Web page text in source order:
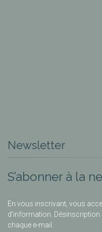
Newsletter
S’abonner à la
En vous inscrivant, vous
d’information. Désinscription
chaque e-mail.